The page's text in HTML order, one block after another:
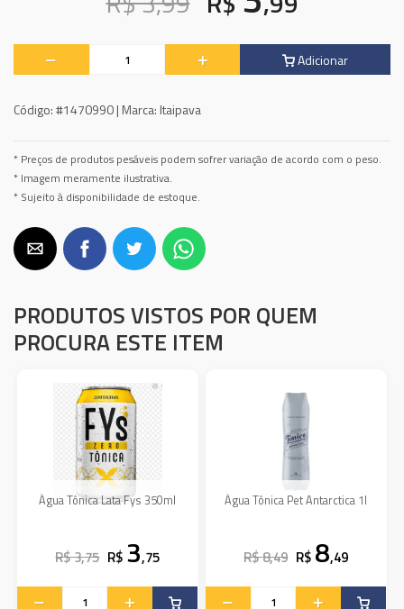
Adicionar
Código:#1470990 | Marca: Itaipava
* Preços de produtos pesáveis podem sofrer variação de acordo com o peso.
* Imagem meramente ilustrativa.
* Sujeito à disponibilidade de estoque.
PRODUTOS VISTOS POR QUEM
PROCURA ESTE ITEM
Água Tônica Lata Fys 350ml
R$ 3,75 R$ 3,75
Água Tônica Pet Antarctica 1l
R$ 8,49 R$ 8,49